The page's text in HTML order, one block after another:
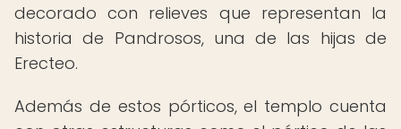
decorado con relieves que representan la
historia de Pandrosos, una de las hijas de
Erecteo.
Además de estos pórticos, el templo cuenta